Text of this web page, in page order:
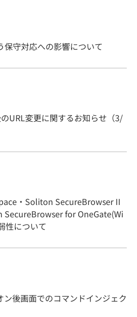
保守対応への影響について
URL変更に関するお知らせ（3/
・Soliton SecureBrowser II
for OneGate(Wi
性について
ン後画面でのコマンドインジェク